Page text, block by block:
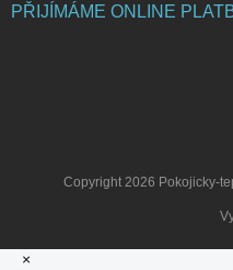
PŘIJÍMÁME ONLINE
Copyright 2026 Pokojicky-
×